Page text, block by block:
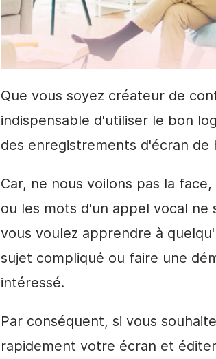
Que vous soyez créateur de
indispensable d'utiliser le bon
des enregistrements d'écran de
Car, ne nous voilons pas la
ou les mots d'un appel vocal
vous voulez apprendre à
sujet compliqué ou faire une
intéressé.
Par conséquent, si vous
rapidement votre écran et